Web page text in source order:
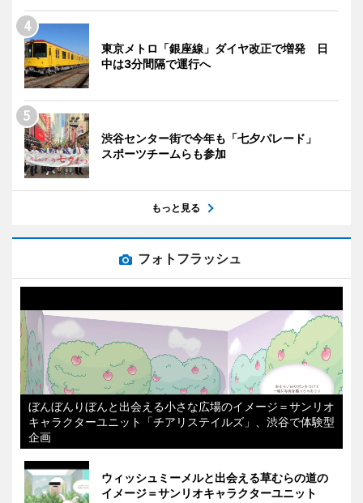
東京メトロ「銀座線」ダイヤ改正で増発 日
中は3分間隔で運行へ
渋谷センター街で今年も「七夕パレード」
スポーツチームらも参加
もっと見る
フォトフラッシュ
ぼんぼんりぼんと出会える小さな広場のイメージ＝サンリオ
キャラクターユニット「チアリステイルズ」、渋谷で体験型
企画
ウィッシュミーメルと出会える草むらの道の
イメージ＝サンリオキャラクターユニット